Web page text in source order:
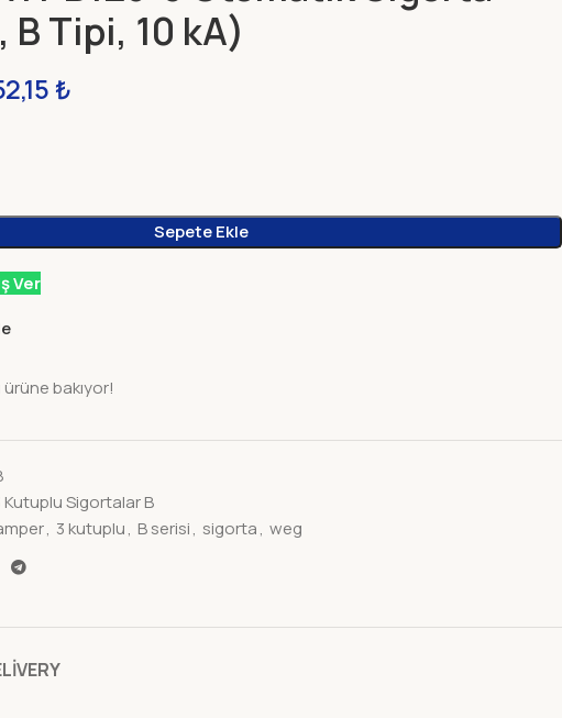
B Tipi, 10 kA)
₺
Sepete Ekle
Ver
bakıyor!
Kutuplu Sigortalar B
, 3 kutuplu, B serisi, sigorta, weg